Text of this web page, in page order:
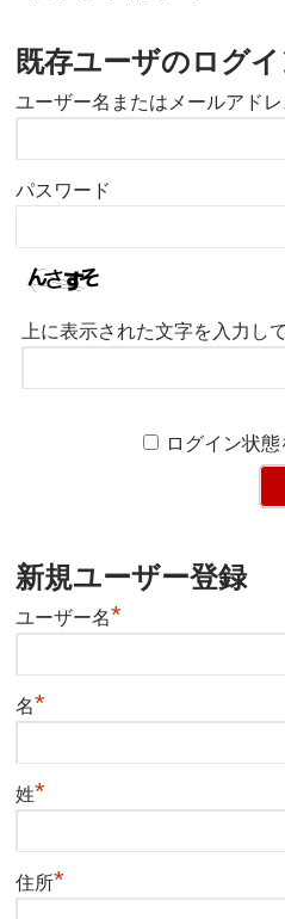
既存ユーザのログイ
ユーザー名またはメールアドレ
パスワード
上に表示された文字を入力し
ログイン状
新規ユーザー登録
ユーザー名*
名*
姓*
住所*